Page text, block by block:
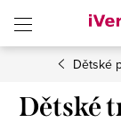
obsah
Dětské
Dětské